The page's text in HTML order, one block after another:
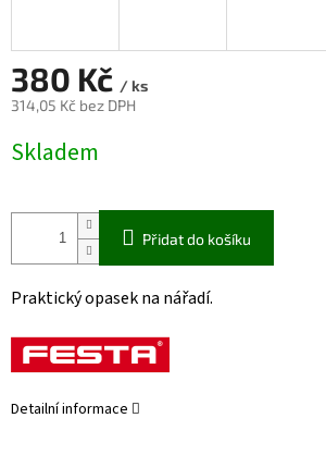
380 Kč / ks
314,05 Kč bez DPH
cena:
Skladem
Přidat do košíku
Praktický opasek na nářadí.
Detailní informace